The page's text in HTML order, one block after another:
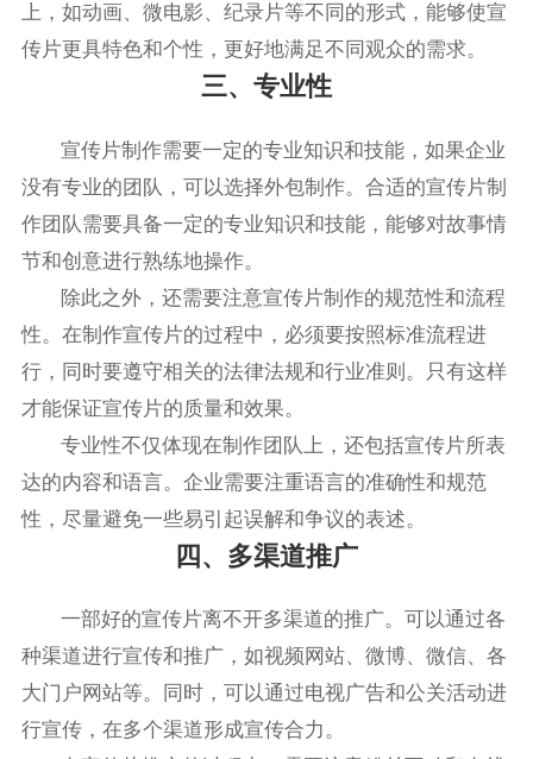
上，如动画、微电影、纪录片等不同的形式，能够使宣
传片更具特色和个性，更好地满足不同观众的需求。
三、专业性
宣传片制作需要一定的专业知识和技能，如果企业
没有专业的团队，可以选择外包制作。合适的宣传片制
作团队需要具备一定的专业知识和技能，能够对故事情
节和创意进行熟练地操作。
除此之外，还需要注意宣传片制作的规范性和流程
性。在制作宣传片的过程中，必须要按照标准流程进
行，同时要遵守相关的法律法规和行业准则。只有这样
才能保证宣传片的质量和效果。
专业性不仅体现在制作团队上，还包括宣传片所表
达的内容和语言。企业需要注重语言的准确性和规范
性，尽量避免一些易引起误解和争议的表述。
四、多渠道推广
一部好的宣传片离不开多渠道的推广。可以通过各
种渠道进行宣传和推广，如视频网站、微博、微信、各
大门户网站等。同时，可以通过电视广告和公关活动进
行宣传，在多个渠道形成宣传合力。